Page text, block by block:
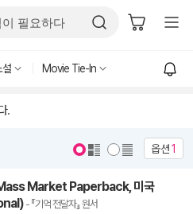
설 Movie Tie-In
.
옵션1
Market Paperback, 미국
- 『기억 전달자』 원서